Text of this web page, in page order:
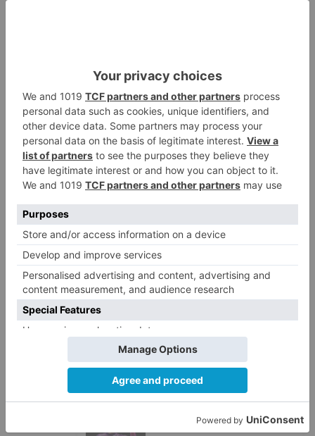
2
dejar atrás su aislamiento con el
inicio de la senda peatonal y
ciclista
3
Un hombre de 80 años resulta
herido en Burgos tras la colisión
entre un turismo y un camión
el día de su patrón
5
La Guardia Civil desmonta la
versión de un repartidor tras
LO ÚLTIMO
Felix Gall ganador de la Vuelta a
Burgos 2026